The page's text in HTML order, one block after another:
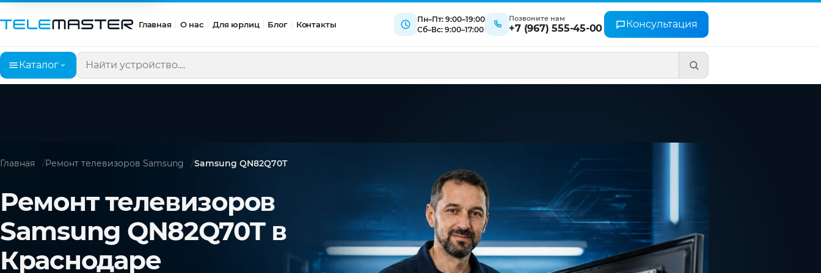
Главная О нас Для юрлиц Блог Контакты
Пн–Пт: 9:00–19:00
Сб–Вс: 9:00–17:00
Позвоните нам
+7 (967) 555-45-00 Консультация
Каталог
Поиск по сайту
Главная Ремонт телевизоров Samsung Samsung QN82Q70T
Ремонт телевизоров
Samsung QN82Q70T в
Краснодаре